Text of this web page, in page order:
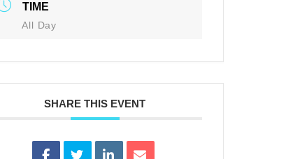
TIME
All Day
SHARE THIS EVENT